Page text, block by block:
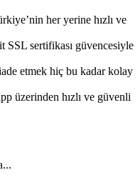
her yerine hızlı ve
SSL sertifikası güvencesiyle
iade etmek hiç bu kadar kolay
üzerinden hızlı ve güvenli